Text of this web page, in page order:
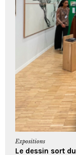
Expositions
Le dessin sort